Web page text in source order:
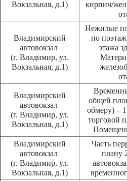
Вокзальная, д.1)
кирпич/
Владимирский
автовокзал
(г. Владимир, ул.
Вокзальная, д.1)
Нежилые
по
этажа
Владимирский
автовокзал
(г. Владимир, ул.
Вокзальная, д.1)
общей
обмеру) –
торговой
Владимирский
автовокзал
(г. Владимир, ул.
Вокзальная, д.1)
Часть
плану